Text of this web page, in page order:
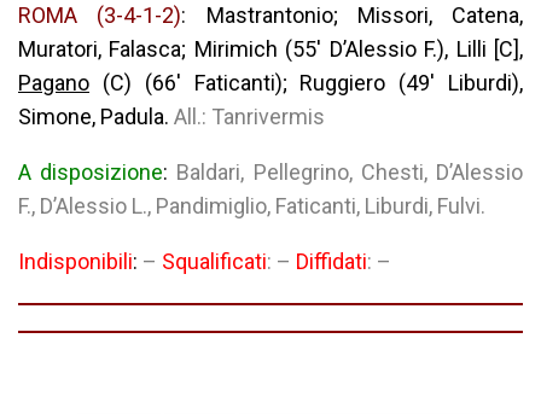
ROMA (3-4-1-2): Mastrantonio; Missori, Catena,
Muratori, Falasca; Mirimich (55′ D’Alessio F.), Lilli [C],
Pagano (C) (66′ Faticanti); Ruggiero (49′ Liburdi),
Simone, Padula. All.: Tanrivermis
A disposizione: Baldari, Pellegrino, Chesti, D’Alessio
F., D’Alessio L., Pandimiglio, Faticanti, Liburdi, Fulvi.
Indisponibili: – Squalificati: – Diffidati: –